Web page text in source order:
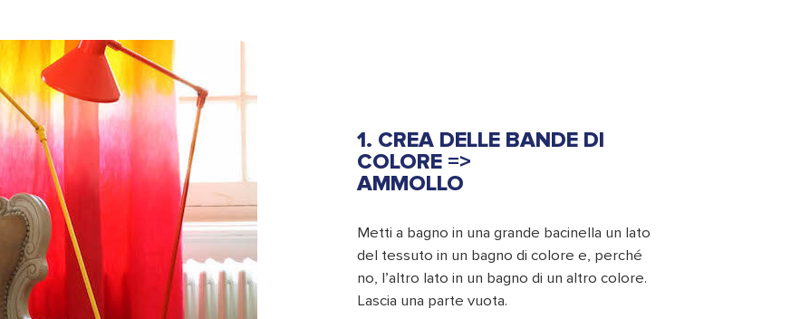
1. CREA DELLE BANDE DI
COLORE =>
AMMOLLO
Metti a bagno in una grande bacinella un lato
del tessuto in un bagno di colore e, perché
no, l’altro lato in un bagno di un altro colore.
Lascia una parte vuota.